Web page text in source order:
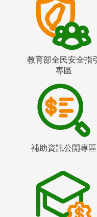
教育部全民安全指引
專區
補助資訊公開專區